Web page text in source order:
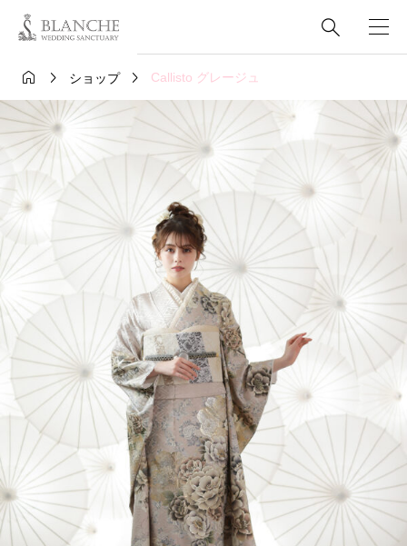

  ショップ  Callisto グレージュ